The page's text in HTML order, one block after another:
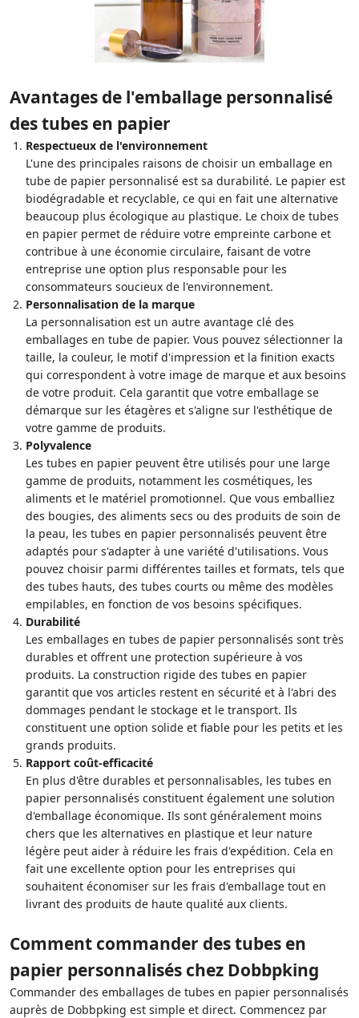
Avantages de l'emballage personnalisé
des tubes en papier
Respectueux de l'environnement
L'une des principales raisons de choisir un emballage en
tube de papier personnalisé est sa durabilité. Le papier est
biodégradable et recyclable, ce qui en fait une alternative
beaucoup plus écologique au plastique. Le choix de tubes
en papier permet de réduire votre empreinte carbone et
contribue à une économie circulaire, faisant de votre
entreprise une option plus responsable pour les
consommateurs soucieux de l'environnement.
Personnalisation de la marque
La personnalisation est un autre avantage clé des
emballages en tube de papier. Vous pouvez sélectionner la
taille, la couleur, le motif d'impression et la finition exacts
qui correspondent à votre image de marque et aux besoins
de votre produit. Cela garantit que votre emballage se
démarque sur les étagères et s'aligne sur l'esthétique de
votre gamme de produits.
Polyvalence
Les tubes en papier peuvent être utilisés pour une large
gamme de produits, notamment les cosmétiques, les
aliments et le matériel promotionnel. Que vous emballiez
des bougies, des aliments secs ou des produits de soin de
la peau, les tubes en papier personnalisés peuvent être
adaptés pour s'adapter à une variété d'utilisations. Vous
pouvez choisir parmi différentes tailles et formats, tels que
des tubes hauts, des tubes courts ou même des modèles
empilables, en fonction de vos besoins spécifiques.
Durabilité
Les emballages en tubes de papier personnalisés sont très
durables et offrent une protection supérieure à vos
produits. La construction rigide des tubes en papier
garantit que vos articles restent en sécurité et à l'abri des
dommages pendant le stockage et le transport. Ils
constituent une option solide et fiable pour les petits et les
grands produits.
Rapport coût-efficacité
En plus d'être durables et personnalisables, les tubes en
papier personnalisés constituent également une solution
d'emballage économique. Ils sont généralement moins
chers que les alternatives en plastique et leur nature
légère peut aider à réduire les frais d'expédition. Cela en
fait une excellente option pour les entreprises qui
souhaitent économiser sur les frais d'emballage tout en
livrant des produits de haute qualité aux clients.
Comment commander des tubes en
papier personnalisés chez Dobbpking
Commander des emballages de tubes en papier personnalisés
auprès de Dobbpking est simple et direct. Commencez par